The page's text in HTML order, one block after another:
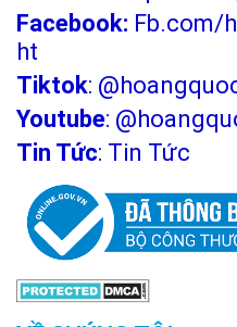
Facebook: Fb.com/
ht
Tiktok:
Youtube:
Tin Tức: Tin Tức